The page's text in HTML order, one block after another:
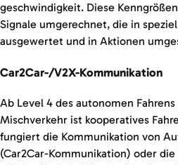
geschwindigkeit. Diese
Signale umgerechnet, die in
ausgewertet und in Aktionen
Car2Car-/V2X-Kommunikation
Ab Level 4 des autonomen
Mischverkehr ist kooperatives
fungiert die Kommunikation von
(Car2Car-Kommunikation) oder